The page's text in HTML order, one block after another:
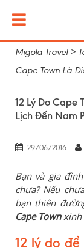
Migola Travel>
Cape Town Là
12 Lý Do Cape
Lịch Đến Nam
29/06/2016
Bạn và gia
chưa? Nếu
bạn thiên
Cape Townxinh
12 lý do